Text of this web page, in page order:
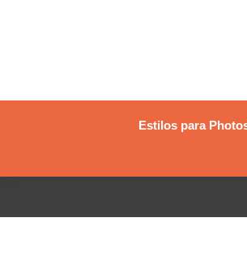
Estilos para